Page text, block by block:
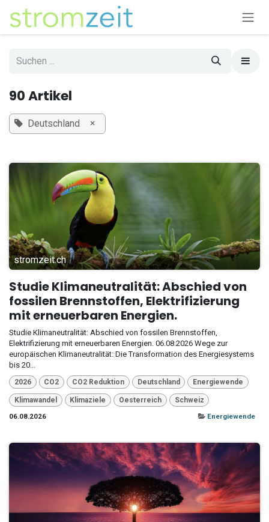
Zum Inhalt springen
90 Artikel
Deutschland ×
stromzeit.ch
Studie Klimaneutralität: Abschied von
fossilen Brennstoffen, Elektrifizierung
mit erneuerbaren Energien.
Studie Klimaneutralität: Abschied von fossilen Brennstoffen,
Elektrifizierung mit erneuerbaren Energien. 06.08.2026 Wege zur
europäischen Klimaneutralität: Die Transformation des Energiesystems
bis 20...
2026 CO2 CO2 Reduktion Deutschland Energiewende
Klimawandel Klimaziele Oesterreich
Schweiz
06.08.2026
Energiewende